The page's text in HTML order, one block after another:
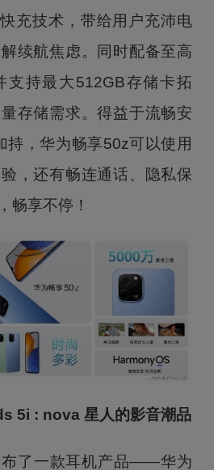
充技术，带给用户充沛电
续航焦虑。同时配备至高
支持最大512GB存储卡拓
存储需求。得益于流畅安
持，华为畅享50z可以使用
，还有畅连通话、隐私保
畅享不停！
5i : nova 星人的影音潮品
布了一款耳机产品——华为